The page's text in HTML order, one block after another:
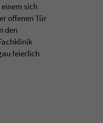
sich
offenen Tür
den
feierlich